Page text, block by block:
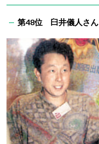
第48位 臼井儀人さん